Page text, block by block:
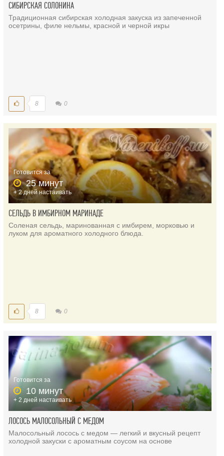
СИБИРСКАЯ СОЛОНИНА
Традиционная сибирская холодная закуска из запеченной
осетрины, филе нельмы, красной и черной икры
8 0
Готовится за
25 минут
+ 2 дней настаивать
СЕЛЬДЬ В ИМБИРНОМ МАРИНАДЕ
Соленая сельдь, маринованная с имбирем, морковью и
луком для ароматного холодного блюда.
8 0
Готовится за
10 минут
+ 2 дней настаивать
ЛОСОСЬ МАЛОСОЛЬНЫЙ С МЕДОМ
Малосольный лосось с медом — легкий и вкусный рецепт
холодной закуски с ароматным соусом на основе